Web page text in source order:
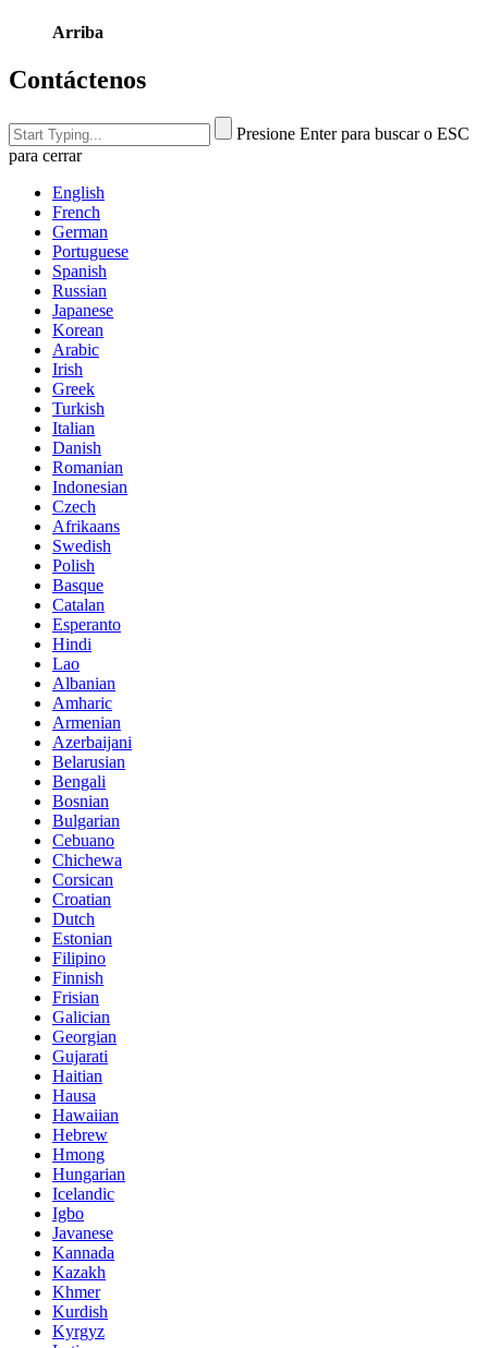
Arriba
Contáctenos
Presione Enter para buscar o ESC
para cerrar
English
French
German
Portuguese
Spanish
Russian
Japanese
Korean
Arabic
Irish
Greek
Turkish
Italian
Danish
Romanian
Indonesian
Czech
Afrikaans
Swedish
Polish
Basque
Catalan
Esperanto
Hindi
Lao
Albanian
Amharic
Armenian
Azerbaijani
Belarusian
Bengali
Bosnian
Bulgarian
Cebuano
Chichewa
Corsican
Croatian
Dutch
Estonian
Filipino
Finnish
Frisian
Galician
Georgian
Gujarati
Haitian
Hausa
Hawaiian
Hebrew
Hmong
Hungarian
Icelandic
Igbo
Javanese
Kannada
Kazakh
Khmer
Kurdish
Kyrgyz